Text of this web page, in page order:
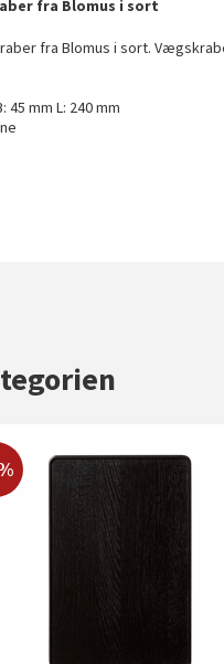
fra Blomus i sort
fra Blomus i sort.
45 mm L: 240 mm